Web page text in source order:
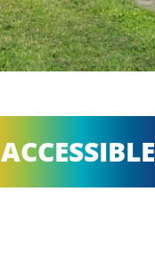
ACCESSIBLE